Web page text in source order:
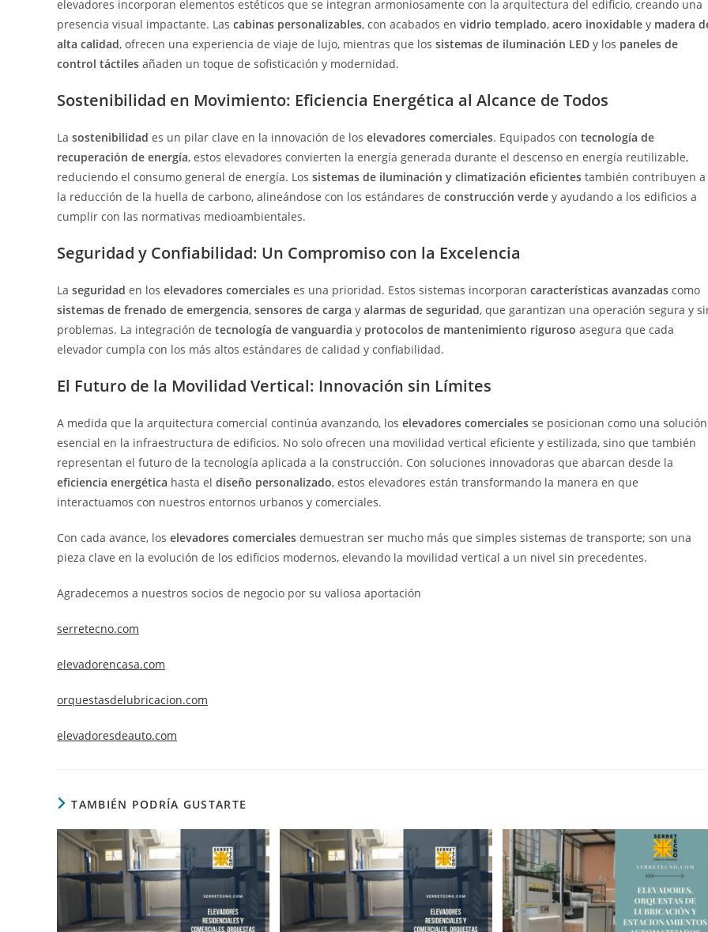
elevadores incorporan elementos estéticos que se integran armoniosamente con la arquitectura del edificio, creando una
presencia visual impactante. Las cabinas personalizables, con acabados en vidrio templado, acero inoxidable y madera
alta calidad, ofrecen una experiencia de viaje de lujo, mientras que los sistemas de iluminación LED y los paneles de
control táctiles añaden un toque de sofisticación y modernidad.
Sostenibilidad en Movimiento: Eficiencia Energética al Alcance de Todos
La sostenibilidad es un pilar clave en la innovación de los elevadores comerciales. Equipados con tecnología de
recuperación de energía, estos elevadores convierten la energía generada durante el descenso en energía reutilizable,
reduciendo el consumo general de energía. Los sistemas de iluminación y climatización eficientes también contribuyen a
la reducción de la huella de carbono, alineándose con los estándares de construcción verde y ayudando a los edificios a
cumplir con las normativas medioambientales.
Seguridad y Confiabilidad: Un Compromiso con la Excelencia
La seguridad en los elevadores comerciales es una prioridad. Estos sistemas incorporan características avanzadas como
sistemas de frenado de emergencia, sensores de carga y alarmas de seguridad, que garantizan una operación segura y
problemas. La integración de tecnología de vanguardia y protocolos de mantenimiento riguroso asegura que cada
elevador cumpla con los más altos estándares de calidad y confiabilidad.
El Futuro de la Movilidad Vertical: Innovación sin Límites
A medida que la arquitectura comercial continúa avanzando, los elevadores comerciales se posicionan como una solución
esencial en la infraestructura de edificios. No solo ofrecen una movilidad vertical eficiente y estilizada, sino que también
representan el futuro de la tecnología aplicada a la construcción. Con soluciones innovadoras que abarcan desde la
eficiencia energética hasta el diseño personalizado, estos elevadores están transformando la manera en que
interactuamos con nuestros entornos urbanos y comerciales.
Con cada avance, los elevadores comerciales demuestran ser mucho más que simples sistemas de transporte; son una
pieza clave en la evolución de los edificios modernos, elevando la movilidad vertical a un nivel sin precedentes.
Agradecemos a nuestros socios de negocio por su valiosa aportación
serretecno.com
elevadorencasa.com
orquestasdelubricacion.com
elevadoresdeauto.com
TAMBIÉN PODRÍA GUSTARTE